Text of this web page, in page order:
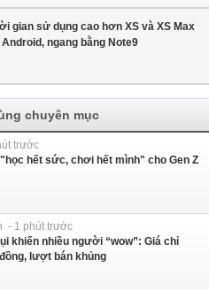
gian sử dụng cao hơn XS và XS Max
ngang bằng Note9
chuyên mục
trước
hết sức, chơi hết mình" cho Gen Z
- 1 phút trước
khiến nhiều người “wow”: Giá chỉ
lượt bán khủng